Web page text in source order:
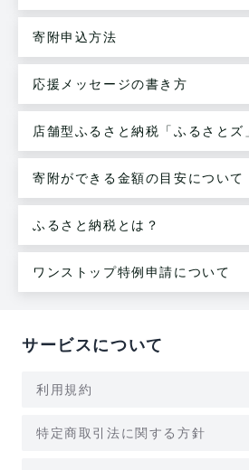
寄附申込方法
応援メッセージの書き方
店舗型ふるさと納税「ふるさとズ
寄附ができる金額の目安について
ふるさと納税とは？
ワンストップ特例申請について
サービスについて
利用規約
特定商取引法に関する方針